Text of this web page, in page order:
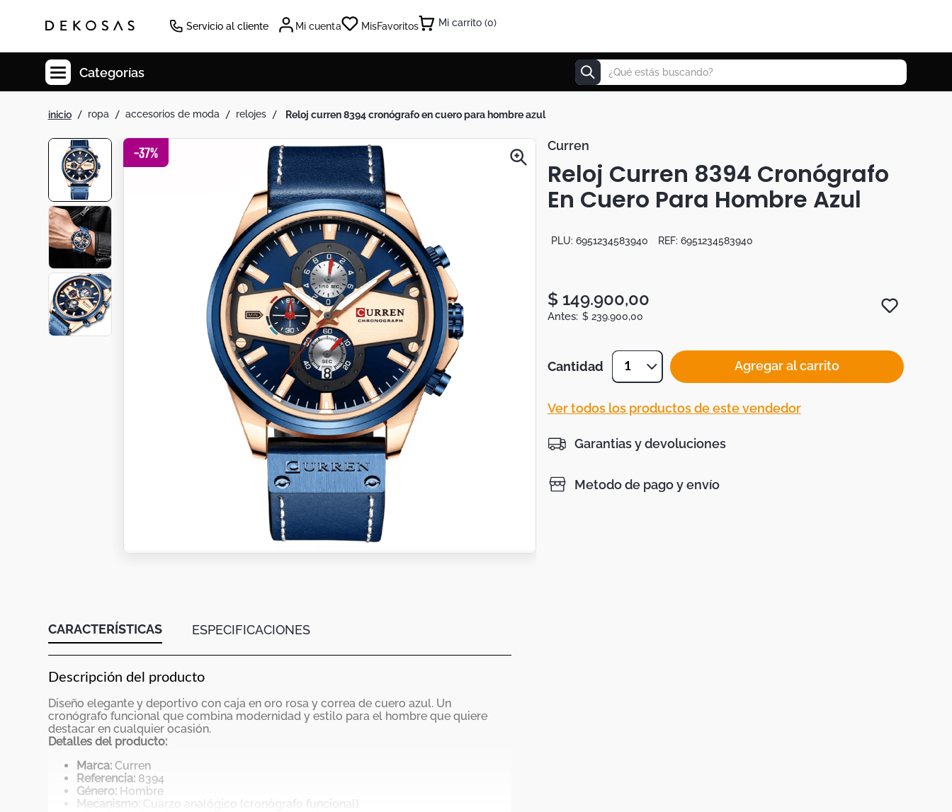
Servicio al cliente Mi cuenta MisFavoritos 0
Categorías ¿Qué estás buscando?
ropa accesorios de moda relojes reloj curren 8394 cronógrafo en cuero para hombre azul
-37%
CARACTERÍSTICAS ESPECIFICACIONES
Descripción del producto
Diseño elegante y deportivo con caja en oro rosa y correa de cuero azul. Un
cronógrafo funcional que combina modernidad y estilo para el hombre que quiere
destacar en cualquier ocasión.
Detalles del producto:
Marca:Curren
Referencia:8394
Género:Hombre
Mecanismo: Cuarzo analógico (cronógrafo funcional)
Curren
Reloj Curren 8394 Cronógrafo
En Cuero Para Hombre Azul
PLU: 6951234583940 REF: 6951234583940
$ 149.900,00
$ 239.900,00
Cantidad 1 Agregar al carrito
Ver todos los productos de este vendedor
Garantias y devoluciones
Metodo de pago y envío
Cuadros
Lamparas
Cuadro
Sillas
Duvet
Botas
Dko